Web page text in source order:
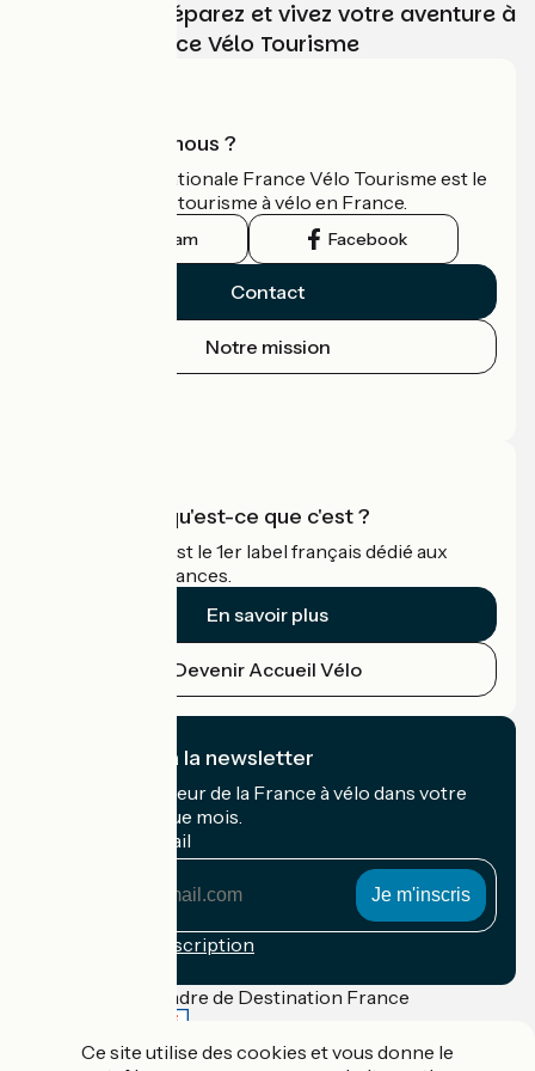
Choisissez, préparez et vivez votre aventure à
vélo avec France Vélo Tourisme
Qui sommes-nous ?
L'association nationale France Vélo Tourisme est le
guide officiel du tourisme à vélo en France.
Instagram Facebook
Contact
Notre mission
Accueil Vélo qu'est-ce que c'est ?
Accueil Vélo c'est le 1er label français dédié aux
cyclistes en vacances.
En savoir plus
Devenir Accueil Vélo
Je m'abonne à la newsletter
Recevez le meilleur de la France à vélo dans votre
boîte mail chaque mois.
Mon adresse mail
Conditions d'inscription
Financé dans le cadre de Destination France
Ce site utilise des cookies et vous donne le